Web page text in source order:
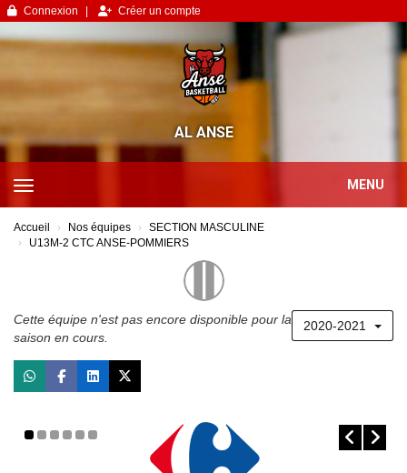
Connexion Créer un compte
AL ANSE
MENU
Accueil Nos équipes
SECTION MASCULINE
U13M-2 CTC ANSE-POMMIERS
2020-2021
Cette équipe n'est pas encore disponible pour la
saison en cours.
Panneau de gestion des cookies